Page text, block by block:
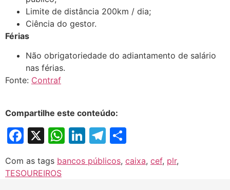
Limite de distância 200km / dia;
Ciência do gestor.
Férias
Não obrigatoriedade do adiantamento de salário
nas férias.
Fonte: Contraf
Compartilhe este conteúdo:
Facebook
X WhatsApp
LinkedIn
Telegram
Com as tags bancos públicos, caixa, cef, plr,
TESOUREIROS